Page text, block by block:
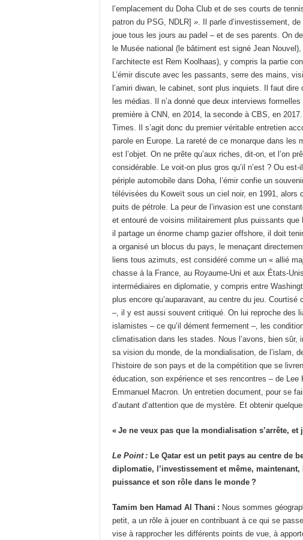
l’emplacement du Doha Club et de ses courts de
patron du PSG, NDLR] » . Il parle d’investissement,
joue tous les jours au padel – et de ses parents. On
le Musée national (le bâtiment est signé Jean
l’architecte est Rem Koolhaas), y compris la partie
L’émir discute avec les passants, serre des mains,
l’amiri diwan, le cabinet, sont plus inquiets. Il faut
les médias. Il n’a donné que deux interviews
première à CNN, en 2014, la seconde à CBS, en
Times. Il s’agit donc du premier véritable entretien
parole en Europe. La rareté de ce monarque dans
est l’objet. On ne prête qu’aux riches, dit-on, et l’on
considérable. Le voit-on plus gros qu’il n’est ? Ou
périple automobile dans Doha, l’émir confie un
télévisées du Koweït sous un ciel noir, en 1991, alors
puits de pétrole. La peur de l’invasion est une
et entouré de voisins militairement plus puissants que
il partage un énorme champ gazier offshore, il doit
a organisé un blocus du pays, le menaçant
liens tous azimuts, est considéré comme un « allié
chasse à la France, au Royaume-Uni et aux États-
intermédiaires en diplomatie, y compris entre
plus encore qu’auparavant, au centre du jeu.
–, il y est aussi souvent critiqué. On lui reproche des
islamistes – ce qu’il dément fermement –, les
climatisation dans les stades. Nous l’avons, bien sûr,
sa vision du monde, de la mondialisation, de l’islam,
l’histoire de son pays et de la compétition que se
éducation, son expérience et ses rencontres – de Lee
Emmanuel Macron. Un entretien document, pour se
d’autant d’attention que de mystère. Et obtenir
« Je ne veux pas que la mondialisation s’arrête, et
Le Point : Le Qatar est un petit pays au centre de
diplomatie, l’investissement et même,
puissance et son rôle dans le monde ?
Tamim ben Hamad Al Thani : Nous sommes
petit, a un rôle à jouer en contribuant à ce qui se
vise à rapprocher les différents points de vue, à